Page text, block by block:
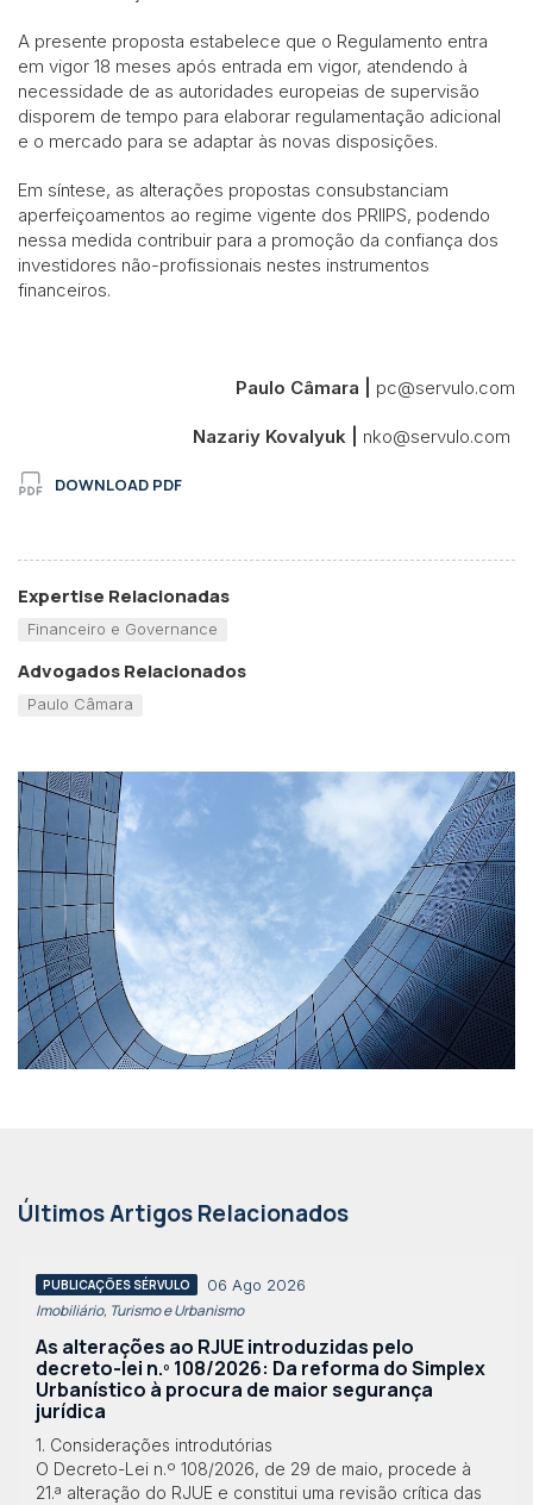
A presente proposta estabelece que o Regulamento entra
em vigor 18 meses após entrada em vigor, atendendo à
necessidade de as autoridades europeias de supervisão
disporem de tempo para elaborar regulamentação adicional
e o mercado para se adaptar às novas disposições.
Em síntese, as alterações propostas consubstanciam
aperfeiçoamentos ao regime vigente dos PRIIPS, podendo
nessa medida contribuir para a promoção da confiança dos
investidores não-profissionais nestes instrumentos
financeiros.
Paulo Câmara | pc@servulo.com
Nazariy Kovalyuk | nko@servulo.com
DOWNLOAD PDF
Expertise Relacionadas
Financeiro e Governance
Advogados Relacionados
Paulo Câmara
Últimos Artigos Relacionados
PUBLICAÇÕES SÉRVULO 06 Ago 2026
Imobiliário, Turismo e Urbanismo
As alterações ao RJUE introduzidas pelo
decreto-lei n.º 108/2026: Da reforma do Simplex
Urbanístico à procura de maior segurança
jurídica
1. Considerações introdutórias
O Decreto-Lei n.º 108/2026, de 29 de maio, procede à
21.ª alteração do RJUE e constitui uma revisão crítica das